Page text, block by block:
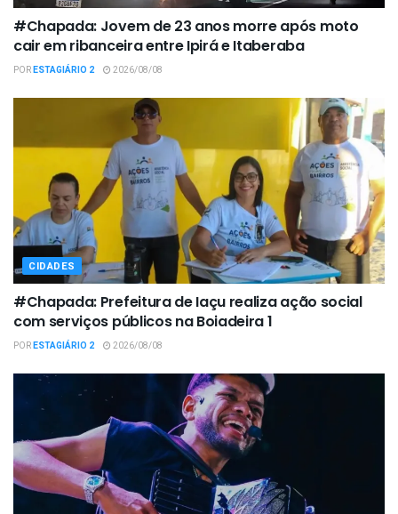
#Chapada: Jovem de 23 anos morre após moto
cair em ribanceira entre Ipirá e Itaberaba
PORESTAGIÁRIO 2 2026/08/08
CIDADES
#Chapada: Prefeitura de Iaçu realiza ação social
com serviços públicos na Boiadeira 1
PORESTAGIÁRIO 2 2026/08/08